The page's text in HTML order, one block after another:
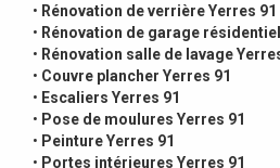
• Rénovation de verrière Yerres 91
• Rénovation de garage
• Rénovation salle de lavage
• Couvre plancher Yerres 91
• Escaliers Yerres 91
• Pose de moulures Yerres 91
• Peinture Yerres 91
• Portes intérieures Yerres 91